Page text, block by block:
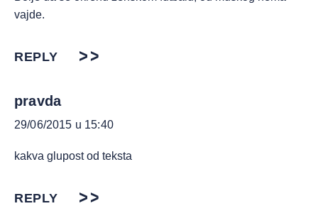
vajde.
REPLY
pravda
29/06/2015 u 15:40
kakva glupost od teksta
REPLY